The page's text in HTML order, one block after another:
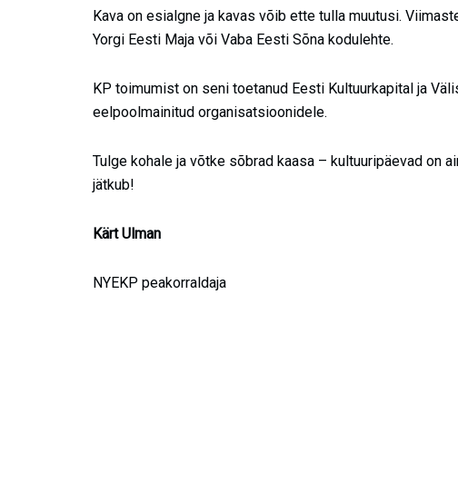
Kava on esialgne ja kavas võib ette tulla muutusi.
Yorgi Eesti Maja või Vaba Eesti Sõna kodulehte.
KP toimumist on seni toetanud Eesti Kultuurkapital ja
eelpoolmainitud organisatsioonidele.
Tulge kohale ja võtke sõbrad kaasa – kultuuripäevad on
jätkub!
Kärt Ulman
NYEKP peakorraldaja